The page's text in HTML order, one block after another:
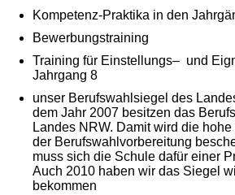
Kompetenz-Praktika in den
Bewerbungstraining
Training für Einstellungs– und
Jahrgang 8
unser Berufswahlsiegel des
dem Jahr 2007 besitzen das
Landes NRW. Damit wird die
der Berufswahlvorbereitung
muss sich die Schule dafür einer
Auch 2010 haben wir das Siegel
bekommen